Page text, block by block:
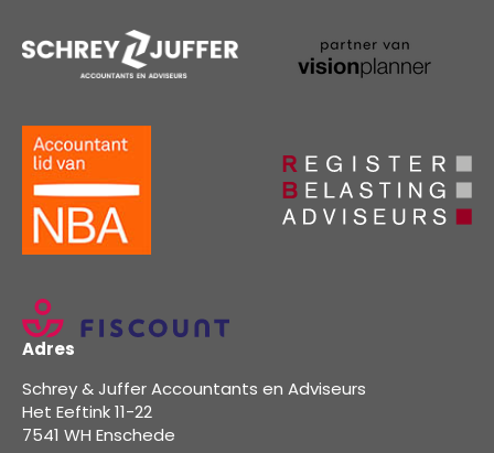
Adres
Schrey & Juffer Accountants en Adviseurs
Het Eeftink 11-22
7541 WH Enschede